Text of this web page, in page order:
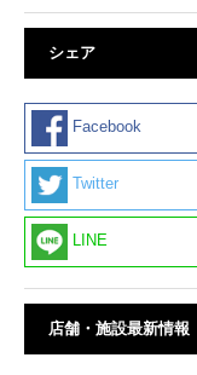
シェア
Facebook
Twitter
LINE
店舗・施設最新情報